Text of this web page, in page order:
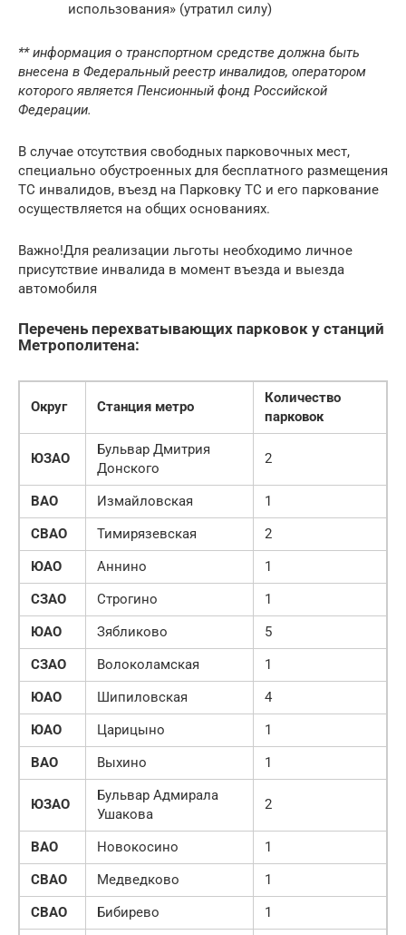
использования» (утратил силу)
** информация о транспортном средстве должна быть
внесена в Федеральный реестр инвалидов, оператором
которого является Пенсионный фонд Российской
Федерации.
В случае отсутствия свободных парковочных мест,
специально обустроенных для бесплатного размещения
ТС инвалидов, въезд на Парковку ТС и его паркование
осуществляется на общих основаниях.
Важно!Для реализации льготы необходимо личное
присутствие инвалида в момент въезда и выезда
автомобиля
Перечень перехватывающих парковок у станций
Метрополитена:
Округ Станция метро
Количество
парковок
ЮЗАО
Бульвар Дмитрия
Донского
2
ВАО Измайловская
1
СВАО
Тимирязевская
2
ЮАО
Аннино
1
СЗАО
Строгино
1
ЮАО
Зябликово
5
СЗАО
Волоколамская
1
ЮАО
Шипиловская
4
ЮАО
Царицыно
1
ВАО
Выхино 1
ЮЗАО
Бульвар Адмирала
Ушакова
2
ВАО Новокосино
1
СВАО
Медведково
1
СВАО
Бибирево
1